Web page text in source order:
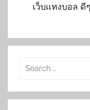
เว็บแทงบอล
Search